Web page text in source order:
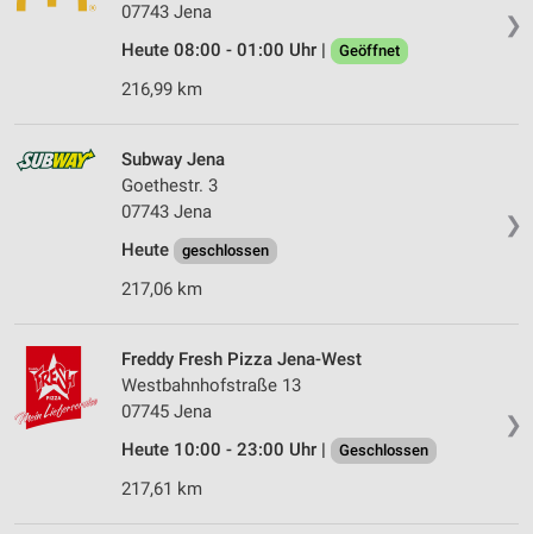
❯
07743 Jena
Heute 08:00 - 01:00 Uhr |
Geöffnet
216,99 km
❯
Subway Jena
Goethestr. 3
07743 Jena
Heute
geschlossen
217,06 km
❯
Freddy Fresh Pizza Jena-West
Westbahnhofstraße 13
07745 Jena
Heute 10:00 - 23:00 Uhr |
Geschlossen
217,61 km